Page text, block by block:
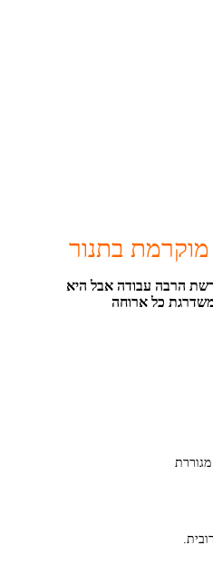
בתנור
הרבה עבודה אבל היא
כל ארוחה